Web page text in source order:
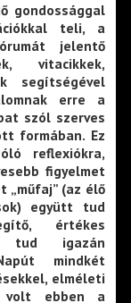
gondossággal
teli, a
jelentő
vitacikkek,
segítségével
erre a
szól szerves
formában. Ez
reflexiókra,
figyelmet
„műfaj” (az élő
együtt tud
értékes
tud igazán
mindkét
elméleti
volt ebben a